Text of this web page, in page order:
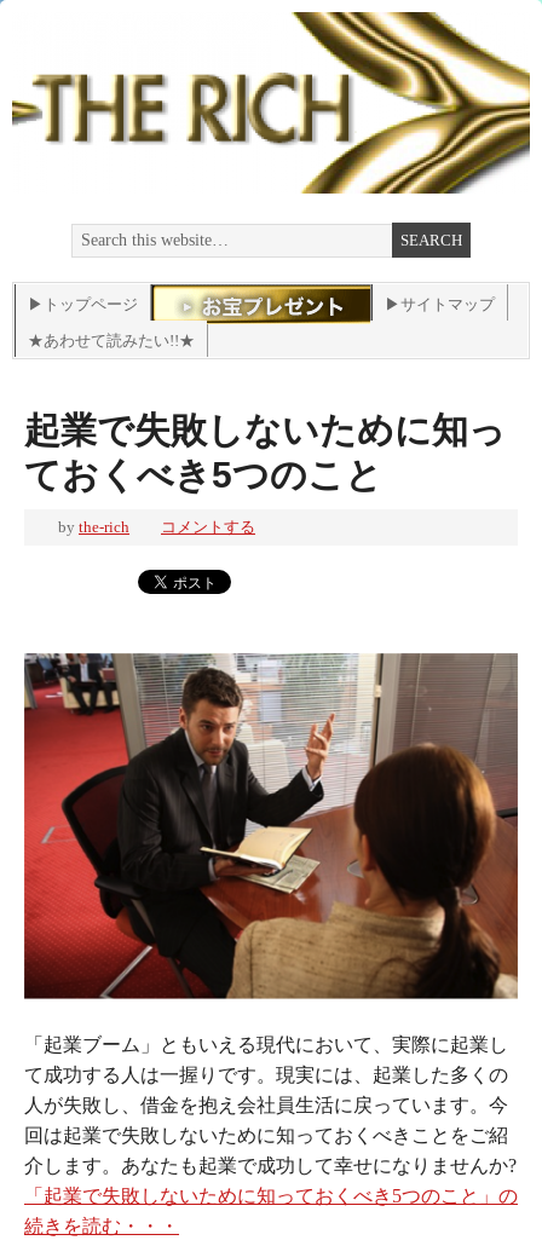
▶トップページ
▶サイトマップ
★あわせて読みたい!!★
起業で失敗しないために知っ
ておくべき5つのこと
by the-rich コメントする
「起業ブーム」ともいえる現代において、実際に起業し
て成功する人は一握りです。現実には、起業した多くの
人が失敗し、借金を抱え会社員生活に戻っています。今
回は起業で失敗しないために知っておくべきことをご紹
介します。あなたも起業で成功して幸せになりませんか?
「起業で失敗しないために知っておくべき5つのこと」の
続きを読む・・・